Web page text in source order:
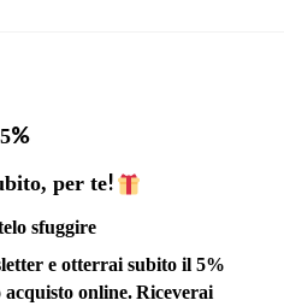
5%
per te!
sfuggire
e otterrai subito il 5%
online.Riceverai